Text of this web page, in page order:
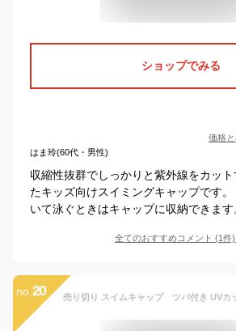
ショップでみる
価格
はま玲(60代・男性)
収縮性抜群でしっかりと紫外線をカッ
たキッズ向けスイミングキャップです
いて泳ぐときはキャップに収納できます
全てのおすすめコメント (1件)
no. 20